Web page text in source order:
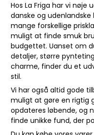
Hos La Friga har vi nøje
danske og udenlandske
mange forskellige
muligt at finde smuk
budgettet. Uanset om
detaljer, større
charme, finder du et
stil.
Vi har også altid gode
muligt at gøre en rigtig
opdateres løbende, og
finde unikke fund, der